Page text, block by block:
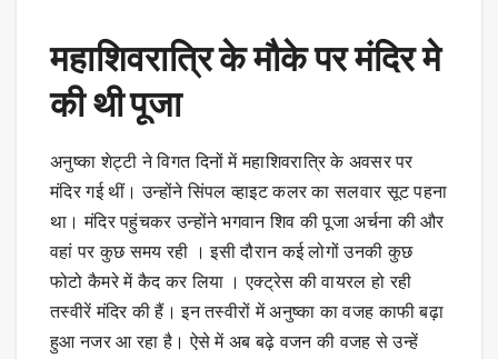
महाशिवरात्रि के मौके पर मंदिर मे
की थी पूजा
अनुष्का शेट्टी ने विगत दिनों में महाशिवरात्रि के अवसर पर
मंदिर गई थीं। उन्होंने सिंपल व्हाइट कलर का सलवार सूट पहना
था। मंदिर पहुंचकर उन्होंने भगवान शिव की पूजा अर्चना की और
वहां पर कुछ समय रही । इसी दौरान कई लोगों उनकी कुछ
फोटो कैमरे में कैद कर लिया । एक्ट्रेस की वायरल हो रही
तस्वीरें मंदिर की हैं। इन तस्वीरों में अनुष्का का वजह काफी बढ़ा
हुआ नजर आ रहा है। ऐसे में अब बढ़े वजन की वजह से उन्हें